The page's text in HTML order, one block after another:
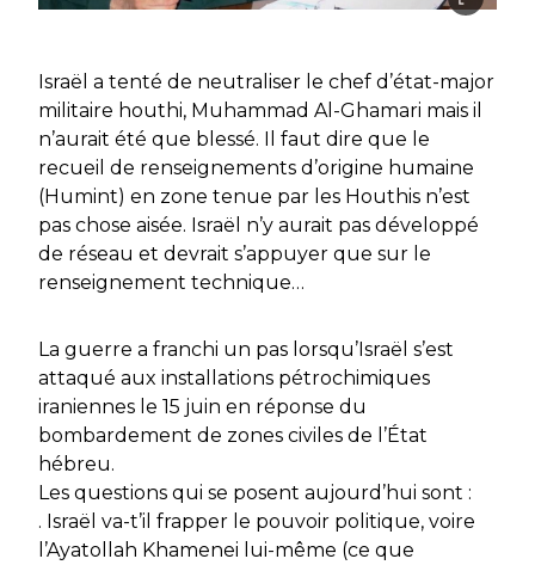
Israël a tenté de neutraliser le chef d’état-major
militaire houthi, Muhammad Al-Ghamari mais il
n’aurait été que blessé. Il faut dire que le
recueil de renseignements d’origine humaine
(Humint) en zone tenue par les Houthis n’est
pas chose aisée. Israël n’y aurait pas développé
de réseau et devrait s’appuyer que sur le
renseignement technique…
La guerre a franchi un pas lorsqu’Israël s’est
attaqué aux installations pétrochimiques
iraniennes le 15 juin en réponse du
bombardement de zones civiles de l’État
hébreu.
Les questions qui se posent aujourd’hui sont :
. Israël va-t’il frapper le pouvoir politique, voire
l’Ayatollah Khamenei lui-même (ce que